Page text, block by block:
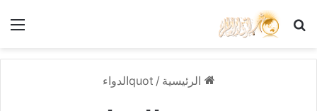
بحث عن
الرئيسية / quotالدواء